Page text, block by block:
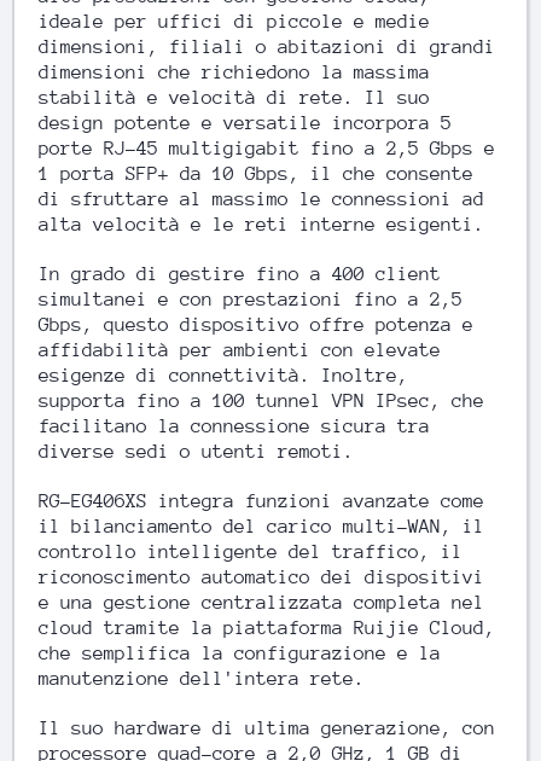
ideale per uffici di piccole e medie
dimensioni, filiali o abitazioni di grandi
dimensioni che richiedono la massima
stabilità e velocità di rete. Il suo
design potente e versatile incorpora 5
porte RJ-45 multigigabit fino a 2,5 Gbps e
1 porta SFP+ da 10 Gbps, il che consente
di sfruttare al massimo le connessioni ad
alta velocità e le reti interne esigenti.
In grado di gestire fino a 400 client
simultanei e con prestazioni fino a 2,5
Gbps, questo dispositivo offre potenza e
affidabilità per ambienti con elevate
esigenze di connettività. Inoltre,
supporta fino a 100 tunnel VPN IPsec, che
facilitano la connessione sicura tra
diverse sedi o utenti remoti.
RG-EG406XS integra funzioni avanzate come
il bilanciamento del carico multi-WAN, il
controllo intelligente del traffico, il
riconoscimento automatico dei dispositivi
e una gestione centralizzata completa nel
cloud tramite la piattaforma Ruijie Cloud,
che semplifica la configurazione e la
manutenzione dell'intera rete.
Il suo hardware di ultima generazione, con
processore quad-core a 2,0 GHz, 1 GB di